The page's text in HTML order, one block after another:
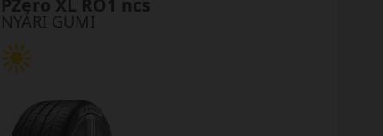
NYÁRI GUMI
PZero XL RO1 ncs